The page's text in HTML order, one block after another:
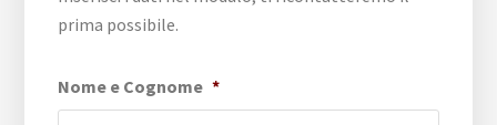
prima possibile.
Nome e Cognome *